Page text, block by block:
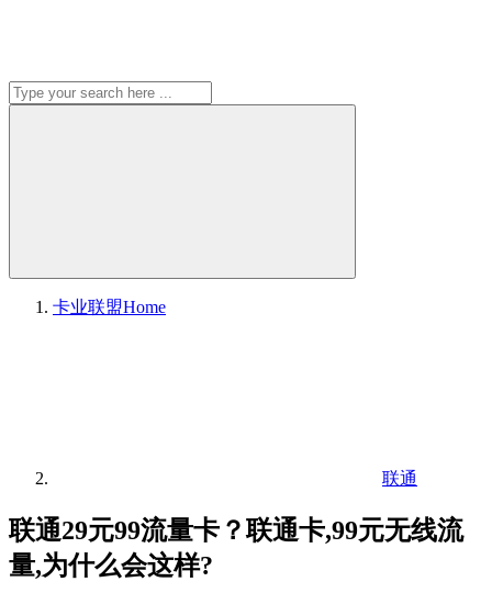
卡业联盟Home
联通
联通29元99流量卡？联通卡,99元无线流
量,为什么会这样?